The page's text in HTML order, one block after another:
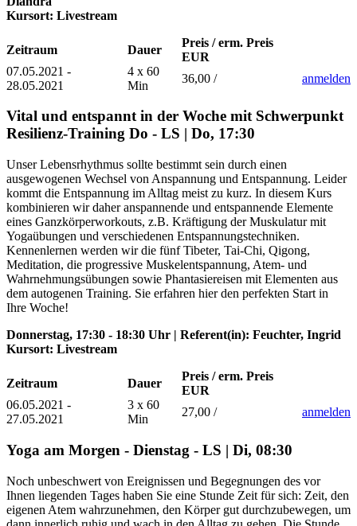
Kursort: Livestream
Zeitraum Dauer
Preis / erm. Preis
EUR
07.05.2021 -
28.05.2021
4 x 60
Min
36,00 / anmelden
Vital und entspannt in der Woche mit Schwerpunkt
Resilienz-Training Do - LS | Do, 17:30
Unser Lebensrhythmus sollte bestimmt sein durch einen
ausgewogenen Wechsel von Anspannung und Entspannung. Leider
kommt die Entspannung im Alltag meist zu kurz. In diesem Kurs
kombinieren wir daher anspannende und entspannende Elemente
eines Ganzkörperworkouts, z.B. Kräftigung der Muskulatur mit
Yogaübungen und verschiedenen Entspannungstechniken.
Kennenlernen werden wir die fünf Tibeter, Tai-Chi, Qigong,
Meditation, die progressive Muskelentspannung, Atem- und
Wahrnehmungsübungen sowie Phantasiereisen mit Elementen aus
dem autogenen Training. Sie erfahren hier den perfekten Start in
Ihre Woche!
Donnerstag, 17:30 - 18:30 Uhr | Referent(in): Feuchter, Ingrid
Kursort: Livestream
Zeitraum Dauer
Preis / erm. Preis
EUR
06.05.2021 -
27.05.2021
3 x 60
Min
27,00 / anmelden
Yoga am Morgen - Dienstag - LS | Di, 08:30
Noch unbeschwert von Ereignissen und Begegnungen des vor
Ihnen liegenden Tages haben Sie eine Stunde Zeit für sich: Zeit, den
eigenen Atem wahrzunehmen, den Körper gut durchzubewegen, um